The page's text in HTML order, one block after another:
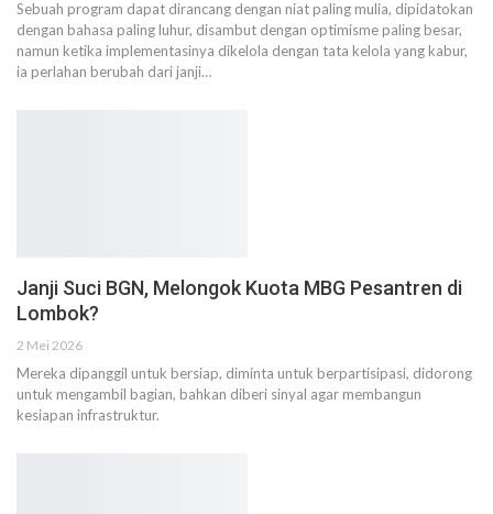
Sebuah program dapat dirancang dengan niat paling mulia, dipidatokan
dengan bahasa paling luhur, disambut dengan optimisme paling besar,
namun ketika implementasinya dikelola dengan tata kelola yang kabur,
ia perlahan berubah dari janji…
Janji Suci BGN, Melongok Kuota MBG Pesantren di
Lombok?
2 Mei 2026
Mereka dipanggil untuk bersiap, diminta untuk berpartisipasi, didorong
untuk mengambil bagian, bahkan diberi sinyal agar membangun
kesiapan infrastruktur.